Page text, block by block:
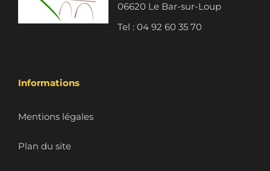
06620 Le Bar-sur-Loup
Tel : 04 92 60 35 70
Informations
Mentions légales
Plan du site